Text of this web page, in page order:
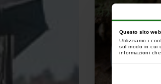
Questo sito
Utilizziamo i
sul modo in cui
informazioni